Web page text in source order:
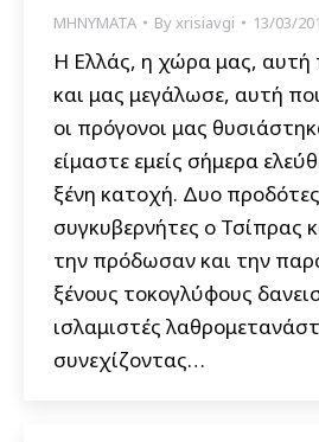
ΜΗΝΥΜΑΤΑ Byxrisiavgi 13/03/
Η Ελλάς, η χώρα μας, αυτή
και μας μεγάλωσε, αυτή
οι πρόγονοι μας
είμαστε εμείς σήμερα
ξένη κατοχή. Δυο
συγκυβερνήτες ο Τσίπρας
την πρόδωσαν και την
ξένους τοκογλύφους
ισλαμιστές
συνεχίζοντας…